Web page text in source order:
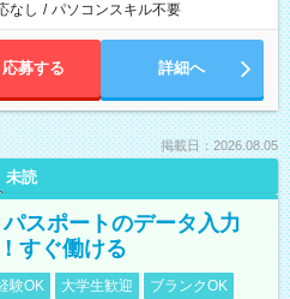
なし / パソコンスキル不要
応募する 詳細へ
掲載日：2026.08.05
未読
スポートのデータ入力
すぐ働ける
験OK 大学生歓迎 ブランクOK